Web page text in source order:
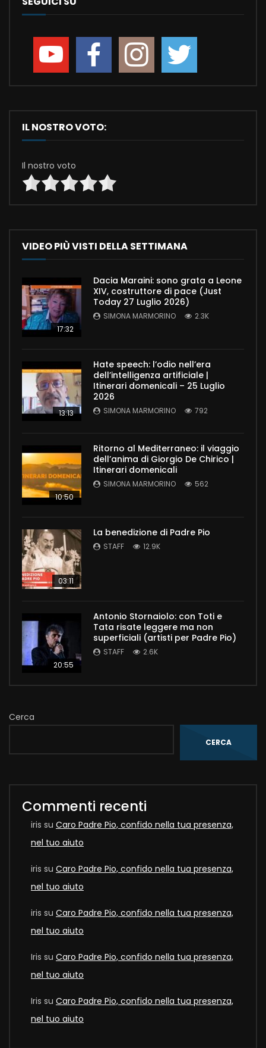
IL NOSTRO VOTO:
Il nostro voto
VIDEO PIÙ VISTI DELLA SETTIMANA
17:32
Dacia Maraini: sono grata a Leone
XIV, costruttore di pace (Just
Today 27 Luglio 2026)
SIMONA MARMORINO 2.3K
13:13
Hate speech: l’odio nell’era
dell’intelligenza artificiale |
Itinerari domenicali – 25 Luglio
2026
SIMONA MARMORINO 792
10:50
Ritorno al Mediterraneo: il viaggio
dell’anima di Giorgio De Chirico |
Itinerari domenicali
SIMONA MARMORINO 562
03:11
La benedizione di Padre Pio
STAFF 12.9K
20:55
Antonio Stornaiolo: con Toti e
Tata risate leggere ma non
superficiali (artisti per Padre Pio)
STAFF 2.6K
Cerca
CERCA
Commenti recenti
iris su Caro Padre Pio, confido nella tua presenza,
nel tuo aiuto
iris su Caro Padre Pio, confido nella tua presenza,
nel tuo aiuto
iris su Caro Padre Pio, confido nella tua presenza,
nel tuo aiuto
Iris su Caro Padre Pio, confido nella tua presenza,
nel tuo aiuto
Iris su Caro Padre Pio, confido nella tua presenza,
nel tuo aiuto